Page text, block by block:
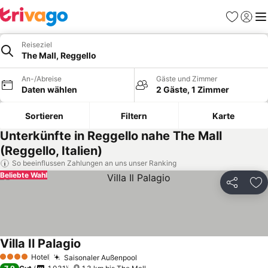
Favoriten
Reiseziel
The Mall, Reggello
An-/Abreise
Daten wählen
Gäste und Zimmer
2 Gäste, 1 Zimmer
Sortieren Filtern Karte
Unterkünfte in Reggello nahe The Mall
(Reggello, Italien)
So beeinflussen Zahlungen an uns unser Ranking
Teilen
Beliebte Wahl
4 Sterne Hotel Saisonaler Außenpool
Villa Il Palagio